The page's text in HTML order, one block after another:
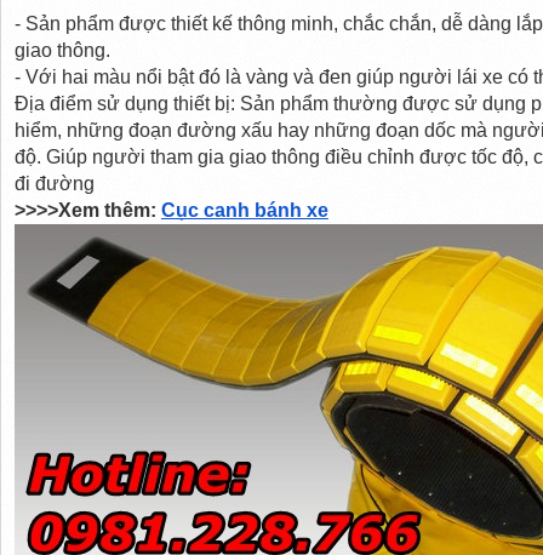
- Sản phẩm được thiết kế thông minh, chắc chắn, dễ dàng
giao thông.
- Với hai màu nổi bật đó là vàng và đen giúp người lái xe có
Địa điểm sử dụng thiết bị: Sản phẩm thường được sử dụng
hiểm, những đoạn đường xấu hay những đoạn dốc mà
độ. Giúp người tham gia giao thông điều chỉnh được tốc độ,
đi đường
>>>>Xem thêm: Cục canh bánh xe